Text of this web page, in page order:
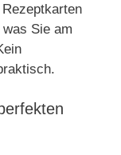
Sie am